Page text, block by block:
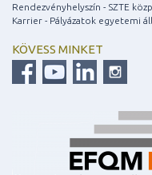
Rendezvényhelyszín - SZTE
Karrier - Pályázatok egyetemi
KÖVESS MINKET